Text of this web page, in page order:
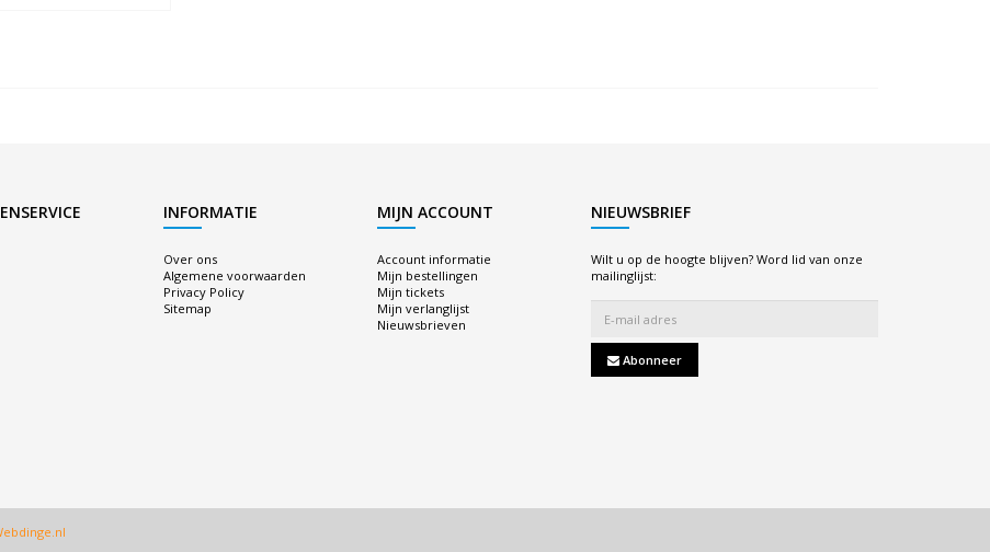
INFORMATIE
Over ons
Algemene voorwaarden
Privacy Policy
Sitemap
MIJN ACCOUNT
Account informatie
Mijn bestellingen
Mijn tickets
Mijn verlanglijst
Nieuwsbrieven
NIEUWSBRIEF
Wilt u op de hoogte blijven? Word lid van onze
mailinglijst:
Abonneer